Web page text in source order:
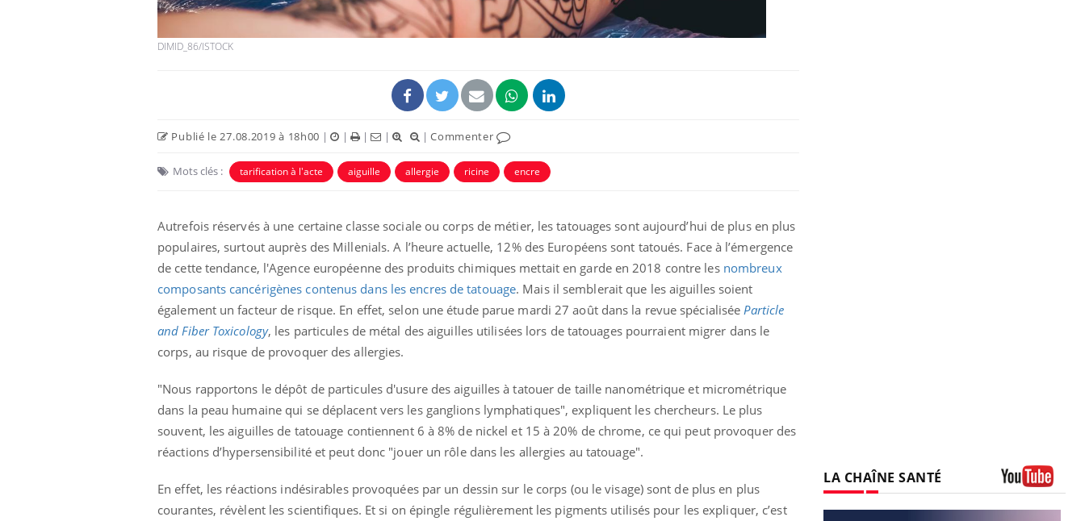
DIMID_86/ISTOCK
Publié le 27.08.2019 à 18h00 | | | | |Commenter
Mots clés : tarification à l'acte aiguille allergie ricine encre
Autrefois réservés à une certaine classe sociale ou corps de métier, les tatouages sont aujourd’hui de plus en plus
populaires, surtout auprès des Millenials. A l’heure actuelle, 12% des Européens sont tatoués. Face à l’émergence
de cette tendance, l'Agence européenne des produits chimiques mettait en garde en 2018 contre les nombreux
composants cancérigènes contenus dans les encres de tatouage. Mais il semblerait que les aiguilles soient
également un facteur de risque. En effet, selon une étude parue mardi 27 août dans la revue spécialisée Particle
and Fiber Toxicology, les particules de métal des aiguilles utilisées lors de tatouages pourraient migrer dans le
corps, au risque de provoquer des allergies.
"Nous rapportons le dépôt de particules d'usure des aiguilles à tatouer de taille nanométrique et micrométrique
dans la peau humaine qui se déplacent vers les ganglions lymphatiques", expliquent les chercheurs. Le plus
souvent, les aiguilles de tatouage contiennent 6 à 8% de nickel et 15 à 20% de chrome, ce qui peut provoquer des
réactions d’hypersensibilité et peut donc "jouer un rôle dans les allergies au tatouage".
En effet, les réactions indésirables provoquées par un dessin sur le corps (ou le visage) sont de plus en plus
courantes, révèlent les scientifiques. Et si on épingle régulièrement les pigments utilisés pour les expliquer, c’est
LA CHAÎNE SANTÉ